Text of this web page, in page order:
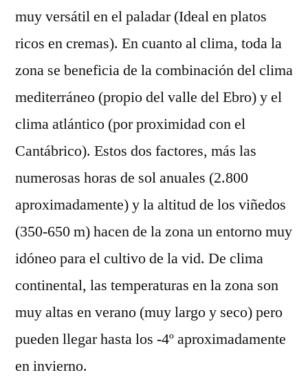
muy versátil en el paladar (Ideal en platos
ricos en cremas). En cuanto al clima, toda la
zona se beneficia de la combinación del clima
mediterráneo (propio del valle del Ebro) y el
clima atlántico (por proximidad con el
Cantábrico). Estos dos factores, más las
numerosas horas de sol anuales (2.800
aproximadamente) y la altitud de los viñedos
(350-650 m) hacen de la zona un entorno muy
idóneo para el cultivo de la vid. De clima
continental, las temperaturas en la zona son
muy altas en verano (muy largo y seco) pero
pueden llegar hasta los -4º aproximadamente
en invierno.